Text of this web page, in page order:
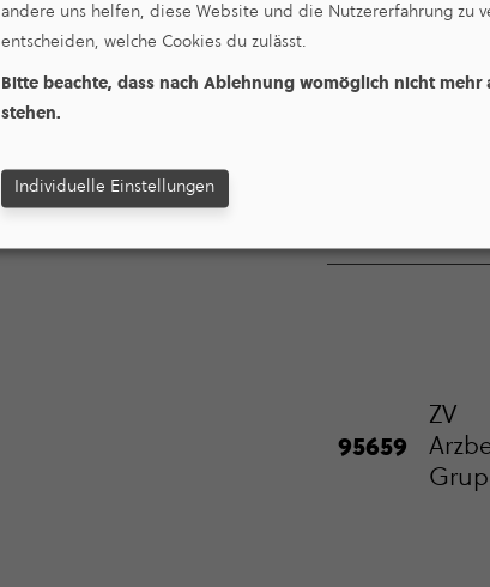
95659
ZV
andere uns helfen, diese Website und die Nutzererfahrung zu
entscheiden, welche Cookies du zulässt.
Bitte beachte, dass nach Ablehnung womöglich nicht
stehen.
Individuelle Einstellungen